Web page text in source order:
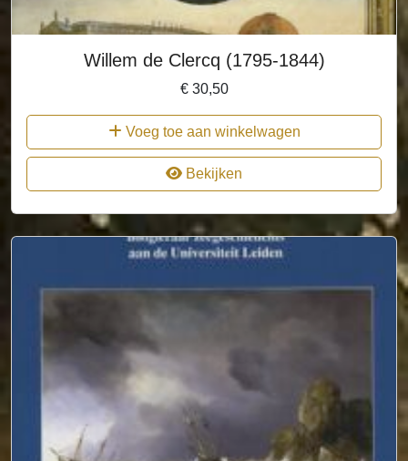
Willem de Clercq (1795-1844)
€30,50
Voeg toe aan winkelwagen
Bekijken